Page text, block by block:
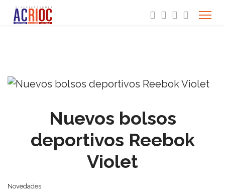
Nuevos bolsos
deportivos Reebok
Violet
Novedades